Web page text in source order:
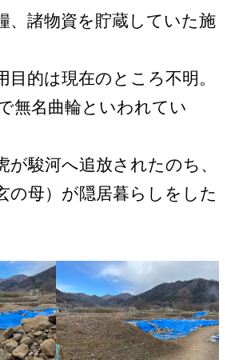
、諸物資を貯蔵していた施
的は現在のところ不明。
無名曲輪といわれてい
駿河へ追放されたのち、
の母）が隠居暮らしをした